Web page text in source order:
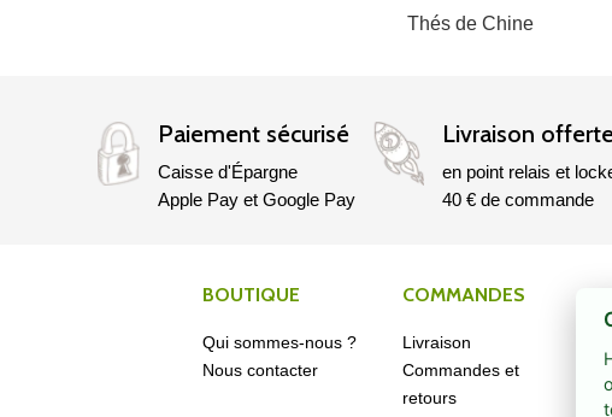
Thés de Chine
Paiement sécurisé
Caisse d'Épargne
Apple Pay et Google Pay
Livraison offerte
en point relais et
40 € de commande
BOUTIQUE
Qui sommes-nous ?
Nous contacter
COMMANDES
Livraison
Commandes et
retours